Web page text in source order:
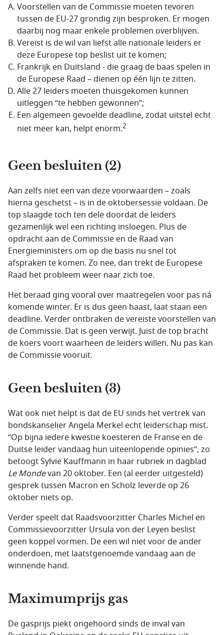
Voorstellen van de Commissie moeten tevoren
tussen de EU-27 grondig zijn besproken. Er mogen
daarbij nog maar enkele problemen overblijven.
Vereist is de wil van liefst alle nationale leiders er
deze Europese top beslist uit te komen;
Frankrijk en Duitsland - die graag de baas spelen in
de Europese Raad – dienen op één lijn te zitten.
Alle 27 leiders moeten thuisgekomen kunnen
uitleggen “te hebben gewonnen”;
Een algemeen gevoelde deadline, zodat uitstel echt
niet meer kan, helpt enorm.2
Geen besluiten (2)
Aan zelfs niet een van deze voorwaarden – zoals
hierna geschetst – is in de oktobersessie voldaan. De
top slaagde toch ten dele doordat de leiders
gezamenlijk wel een richting insloegen. Plus de
opdracht aan de Commissie en de Raad van
Energieministers om op die basis nu snel tot
afspraken te komen. Zo nee, dan trekt de Europese
Raad het probleem weer naar zich toe.
Het beraad ging vooral over maatregelen voor pas ná
komende winter. Er is dus geen haast, laat staan een
deadline. Verder ontbraken de vereiste voorstellen van
de Commissie. Dat is geen verwijt. Juist de top bracht
de koers voort waarheen de leiders willen. Nu pas kan
de Commissie vooruit.
Geen besluiten (3)
Wat ook niet helpt is dat de EU sinds het vertrek van
bondskanselier Angela Merkel echt leiderschap mist.
“Op bijna iedere kwestie koesteren de Franse en de
Duitse leider vandaag hun uiteenlopende opinies”, zo
betoogt Sylvie Kauffmann in haar rubriek in dagblad
Le Mondevan 20 oktober. Een (al eerder uitgesteld)
gesprek tussen Macron en Scholz leverde op 26
oktober niets op.
Verder speelt dat Raadsvoorzitter Charles Michel en
Commissievoorzitter Ursula von der Leyen beslist
geen koppel vormen. De een wil niet voor de ander
onderdoen, met laatstgenoemde vandaag aan de
winnende hand.
Maximumprijs gas
De gasprijs piekt ongehoord sinds de inval van